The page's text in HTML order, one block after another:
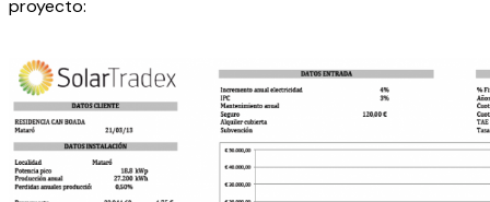
proyecto: